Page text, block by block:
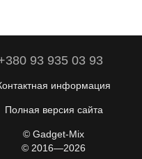
93 935 03 93
информация
Полная версия сайта
© Gadget-Mix
© 2016—2026